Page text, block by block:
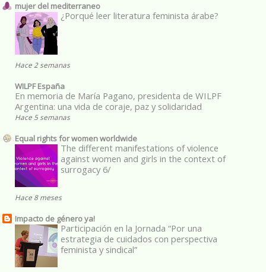
mujer del mediterraneo
¿Porqué leer literatura feminista árabe?
Hace 2 semanas
WILPF España
En memoria de María Pagano, presidenta de WILPF
Argentina: una vida de coraje, paz y solidaridad
Hace 5 semanas
Equal rights for women worldwide
The different manifestations of violence
against women and girls in the context of
surrogacy 6/
Hace 8 meses
Impacto de género ya!
Participación en la Jornada “Por una
estrategia de cuidados con perspectiva
feminista y sindical”